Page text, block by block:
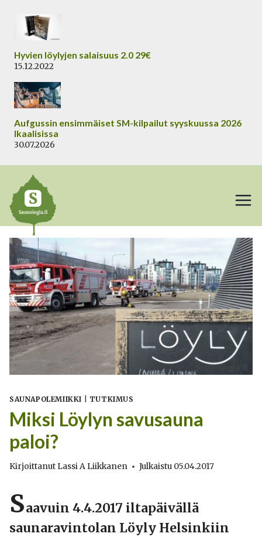
sisältöön
Hyvien löylyjen salaisuus 2.0 29€
15.12.2022
Aufgussin ensimmäiset SM-kilpailut syyskuussa 2026
Ikaalisissa
30.07.2026
SAUNAPOLEMIIKKI TUTKIMUS
Miksi Löylyn savusauna
paloi?
Kirjoittanut Lassi A Liikkanen Julkaistu 05.04.2017
Saavuin 4.4.2017 iltapäivällä
saunaravintolan Löyly Helsinkiin